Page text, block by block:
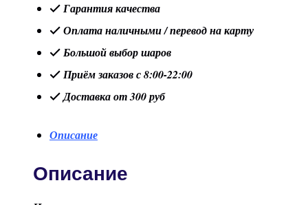
Гарантия качества
Оплата наличными / перевод на карту
Большой выбор шаров
Приём заказов с 8:00-22:00
Доставка от 300 руб
Описание
Описание